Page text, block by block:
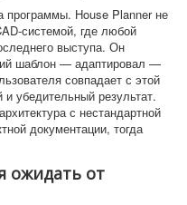
программы. House Planner не
системой, где любой
выступа. Он
шаблон — адаптировал —
совпадает с этой
убедительный результат.
с нестандартной
документации, тогда
ожидать от